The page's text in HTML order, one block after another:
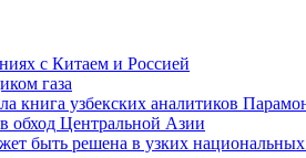
с Китаем и Россией
газа
узбекских аналитиков
обход Центральной Азии
быть решена в узких